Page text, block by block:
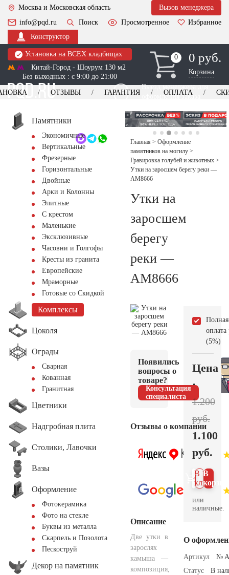
Москва и Московская область
Вызов менеджера
info@pqd.ru
Поиск Просмотренное
Избранное
Конструктор
Установка на ВСЕХ кладбищах
Китай-Город - Шоурум 130 м2
Без выходных : с 9:00 до 21:00
0
0 0 руб.
Корзина
Выезд менеджера для
оформления заказа
+7 (495) 518-44-23
Обратный звонок
ОТЗЫВЫ ГАРАНТИЯ ОПЛАТА
Памятники
Экономичные
Вертикальные
Фрезерные
Горизонтальные
Двойные
Арки и Колонны
Элитные
С крестом
Маленькие
Эксклюзивные
Часовни и Голгофы
Кресты из гранита
Европейские
Мраморные
Готовые со Скидкой
Комплексы
Цоколя
Ограды
Сварная
Кованная
Гранитная
Цветники
Надгробная плита
Столики, Лавочки
Вазы
Оформление
Фотокерамика
Фото на стекле
Буквы из металла
Скарпель и Позолота
Пескоструй
Декор на памятник
Главная > Оформление
памятников на могилу >
Гравировка голубей и животных >
Утки на заросшем берегу реки —
AM8666
Утки на
заросшем
берегу
реки —
AM8666
Появились
вопросы о
товаре?
Консультация
специалиста
Отзывы о компании
Описание
Две утки в
зарослях
камыша —
композиция,
Полная
оплата
(5%)
Цена
:
1.200
руб.
1.100
руб.
В
В 1
клик
или
наличные.
О
Артикул
№
Статус
В